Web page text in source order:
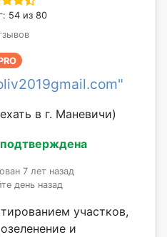
54 из 80
в г. Маневичи)
7 лет назад
день назад
участков,
и